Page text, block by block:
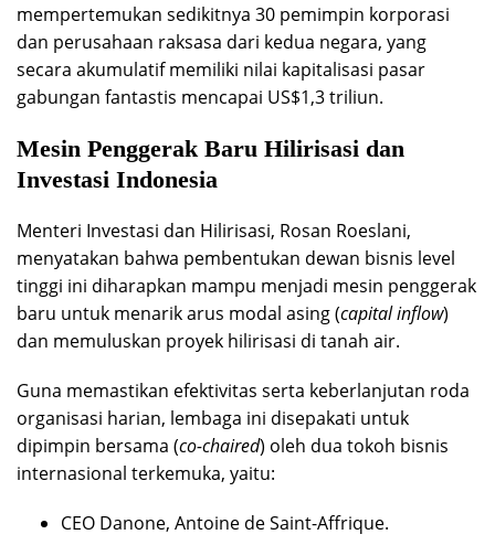
mempertemukan sedikitnya 30 pemimpin korporasi
dan perusahaan raksasa dari kedua negara, yang
secara akumulatif memiliki nilai kapitalisasi pasar
gabungan fantastis mencapai US$1,3 triliun.
Mesin Penggerak Baru Hilirisasi dan
Investasi Indonesia
Menteri Investasi dan Hilirisasi, Rosan Roeslani,
menyatakan bahwa pembentukan dewan bisnis level
tinggi ini diharapkan mampu menjadi mesin penggerak
baru untuk menarik arus modal asing (capital inflow)
dan memuluskan proyek hilirisasi di tanah air.
Guna memastikan efektivitas serta keberlanjutan roda
organisasi harian, lembaga ini disepakati untuk
dipimpin bersama (co-chaired) oleh dua tokoh bisnis
internasional terkemuka, yaitu:
CEO Danone, Antoine de Saint-Affrique.